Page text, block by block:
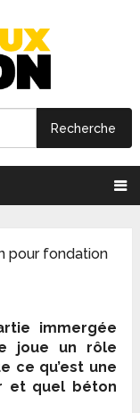
pour fondation
immergée
joue un rôle
ce qu’est une
et quel béton